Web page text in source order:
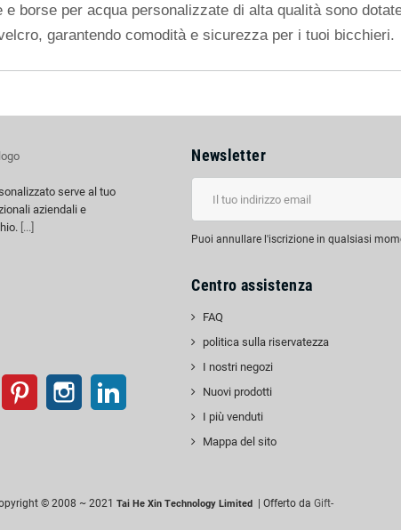
borse per acqua personalizzate di alta qualità sono
garantendo comodità e sicurezza per i tuoi bicchieri.
serve al tuo
aziendali e
[...]
Youtube Pinterest Instagram
Newsletter
Puoi annullare l'iscrizione in qualsiasi
Centro assistenza
FAQ
politica sulla riservatezza
I nostri negozi
Nuovi prodotti
I più venduti
Mappa del sito
© 2008 ~ 2021 Tai He Xin Technology Limited | Offerto da Gift-